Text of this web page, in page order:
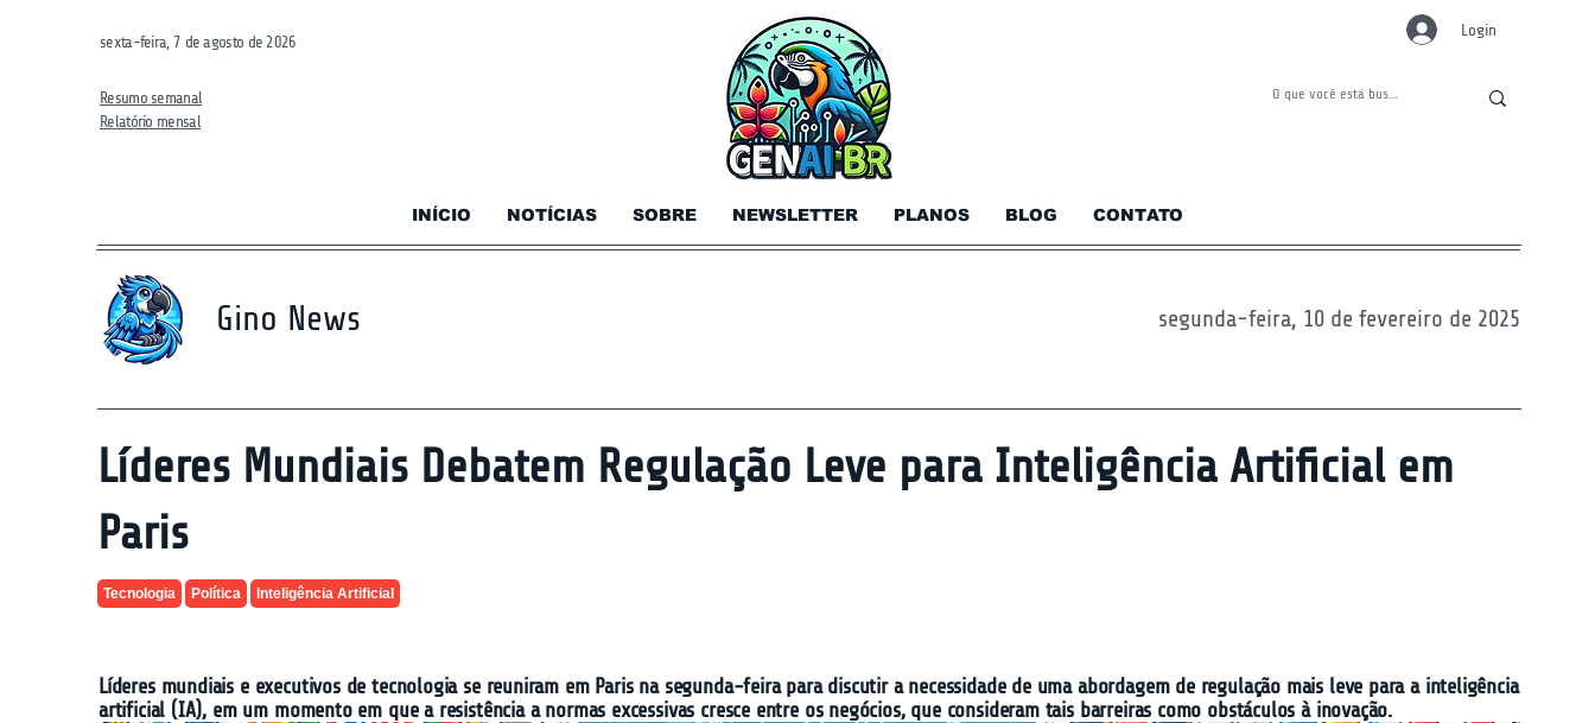
sexta-feira, 7 de agosto de 2026
Resumo semanal
Relatório mensal
INÍCIO NOTÍCIAS SOBRE NEWSLETTER PLANOS BLOG CONTATO
Login
Gino News segunda-feira, 10 de fevereiro de 2025
Líderes Mundiais Debatem Regulação Leve para Inteligência Artificial em
Paris
Tecnologia Política Inteligência Artificial
Líderes mundiais e executivos de tecnologia se reuniram em Paris na segunda-feira para discutir a necessidade de uma abordagem de regulação mais leve para a inteligência
artificial (IA), em um momento em que a resistência a normas excessivas cresce entre os negócios, que consideram tais barreiras como obstáculos à inovação.